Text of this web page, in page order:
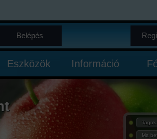
Belépés
Eszközök Információ
Ma